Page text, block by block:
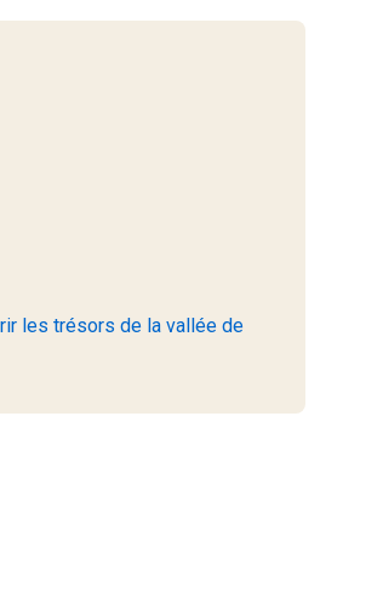
les trésors de la vallée de